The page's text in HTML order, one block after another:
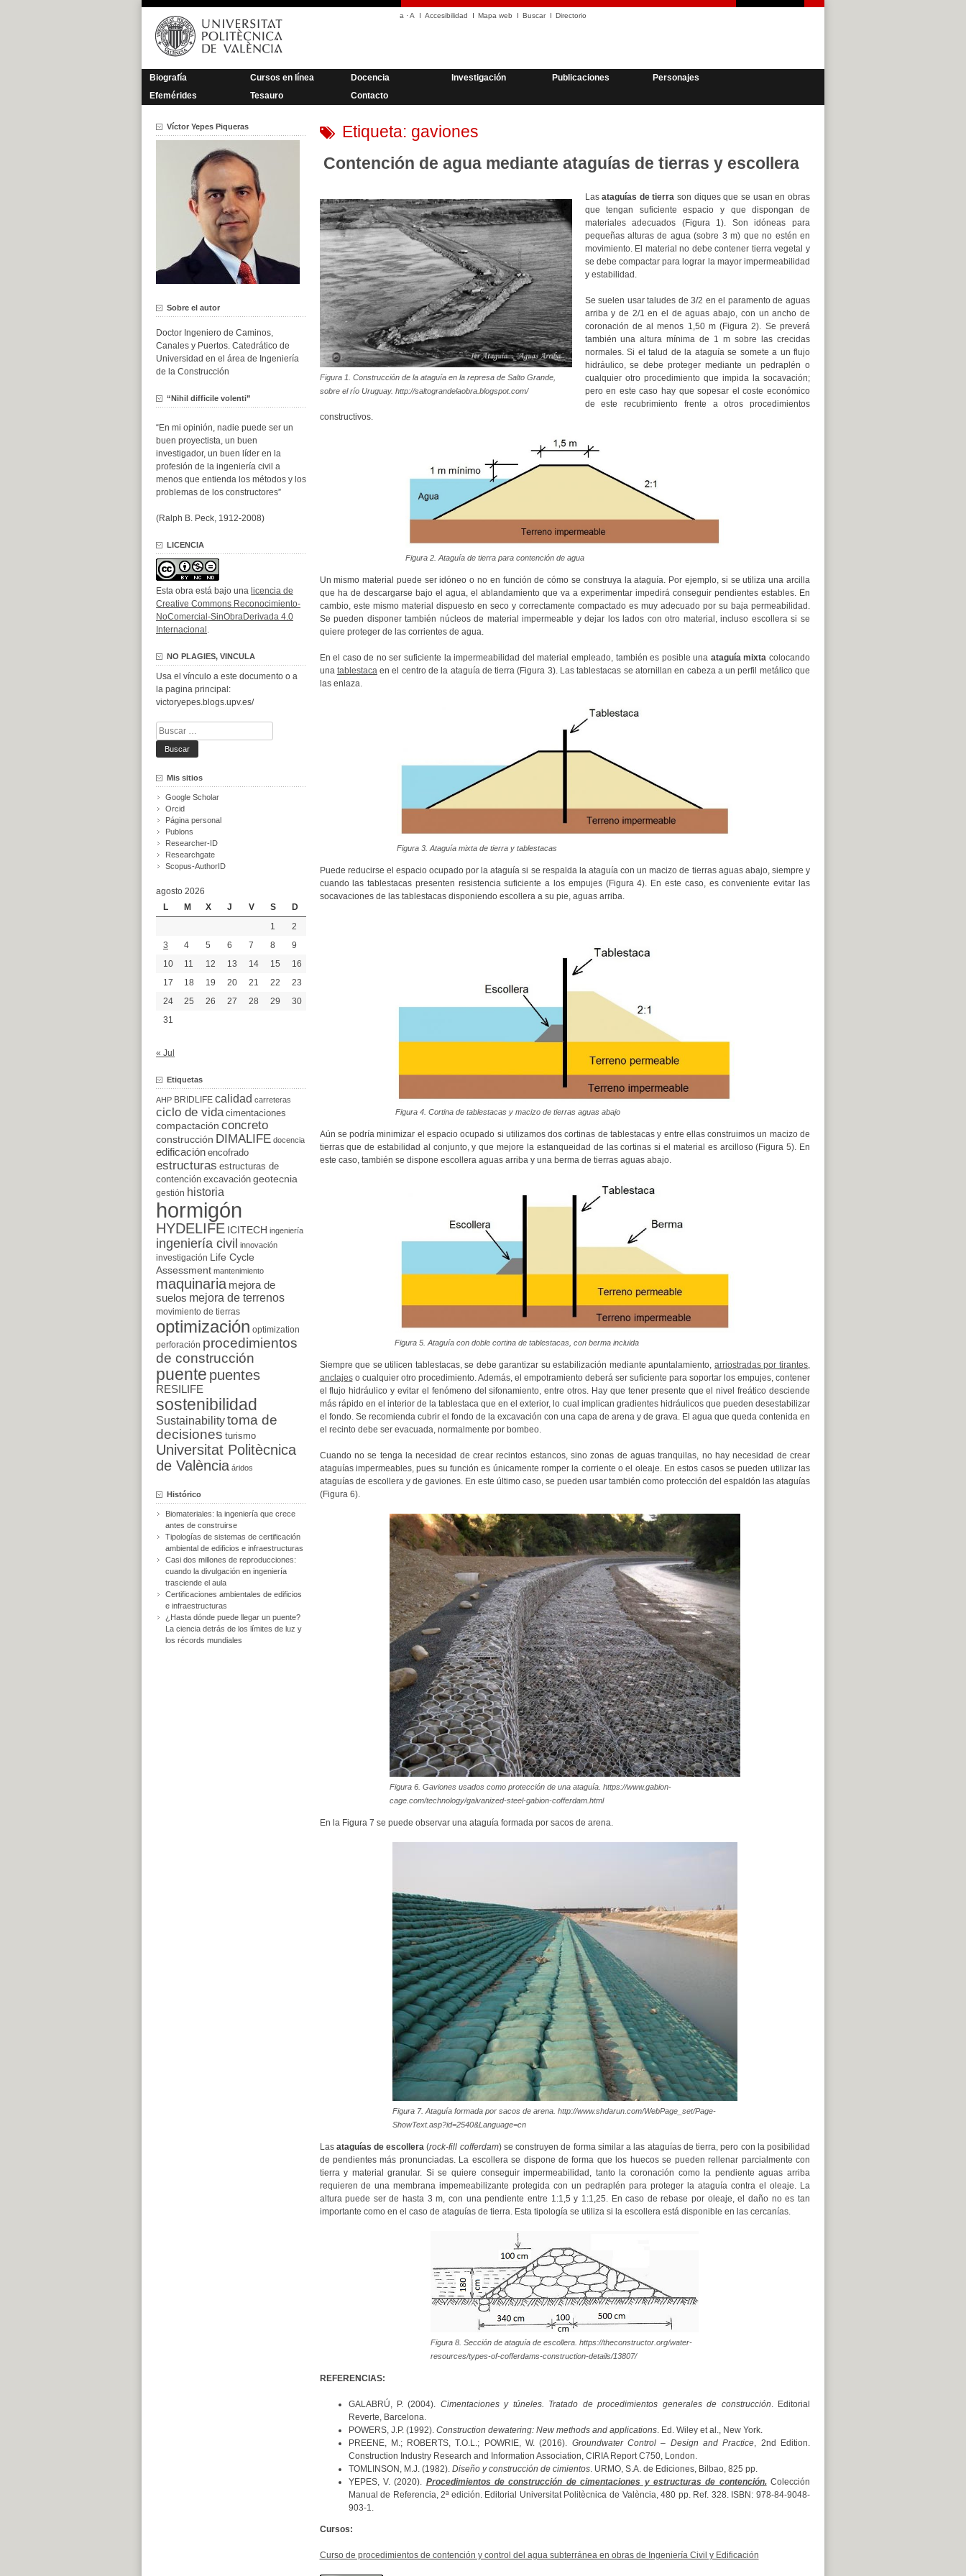
Saltar
contenido
a ·A Accesibilidad Mapa web Buscar Directorio
Biografía Cursos en línea Docencia Investigación Publicaciones
Personajes
Efemérides
Tesauro Contacto
Etiqueta: gaviones
Contención de agua mediante ataguías de tierras y escollera
Figura 1. Construcción de la ataguía en la represa de Salto Grande,
sobre el río Uruguay. http://saltograndelaobra.blogspot.com/
Lasataguías de tierra son diques que se usan en obras
que tengan suficiente espacio y que dispongan de
materiales adecuados (Figura 1). Son idóneas para
pequeñas alturas de agua (sobre 3 m) que no estén en
movimiento. El material no debe contener tierra vegetal y
se debe compactar para lograr la mayor impermeabilidad
y estabilidad.
Se suelen usar taludes de 3/2 en el paramento de aguas
arriba y de 2/1 en el de aguas abajo, con un ancho de
coronación de al menos 1,50 m (Figura 2). Se preverá
también una altura mínima de 1 m sobre las crecidas
normales. Si el talud de la ataguía se somete a un flujo
hidráulico, se debe proteger mediante un pedraplén o
cualquier otro procedimiento que impida la socavación;
pero en este caso hay que sopesar el coste económico
de este recubrimiento frente a otros procedimientos
constructivos.
Figura 2. Ataguía de tierra para contención de agua
Un mismo material puede ser idóneo o no en función de cómo se construya la ataguía. Por ejemplo, si se utiliza una arcilla
que ha de descargarse bajo el agua, el ablandamiento que va a experimentar impedirá conseguir pendientes estables. En
cambio, este mismo material dispuesto en seco y correctamente compactado es muy adecuado por su baja permeabilidad.
Se pueden disponer también núcleos de material impermeable y dejar los lados con otro material, incluso escollera si se
quiere proteger de las corrientes de agua.
En el caso de no ser suficiente la impermeabilidad del material empleado, también es posible una ataguía mixta colocando
una tablestacaen el centro de la ataguía de tierra (Figura 3). Las tablestacas se atornillan en cabeza a un perfil metálico que
las enlaza.
Figura 3. Ataguía mixta de tierra y tablestacas
Puede reducirse el espacio ocupado por la ataguía si se respalda la ataguía con un macizo de tierras aguas abajo, siempre y
cuando las tablestacas presenten resistencia suficiente a los empujes (Figura 4). En este caso, es conveniente evitar las
socavaciones de las tablestacas disponiendo escollera a su pie, aguas arriba.
Figura 4. Cortina de tablestacas y macizo de tierras aguas abajo
Aún se podría minimizar el espacio ocupado si utilizamos dos cortinas de tablestacas y entre ellas construimos un macizo de
tierras que de estabilidad al conjunto, y que mejore la estanqueidad de las cortinas si el material es arcilloso (Figura 5). En
este caso, también se dispone escollera aguas arriba y una berma de tierras aguas abajo.
Figura 5. Ataguía con doble cortina de tablestacas, con berma incluida
Siempre que se utilicen tablestacas, se debe garantizar su estabilización mediante apuntalamiento, arriostradas por tirantes,
anclajeso cualquier otro procedimiento. Además, el empotramiento deberá ser suficiente para soportar los empujes, contener
el flujo hidráulico y evitar el fenómeno del sifonamiento, entre otros. Hay que tener presente que el nivel freático desciende
más rápido en el interior de la tablestaca que en el exterior, lo cual implican gradientes hidráulicos que pueden desestabilizar
el fondo. Se recomienda cubrir el fondo de la excavación con una capa de arena y de grava. El agua que queda contenida en
el recinto debe ser evacuada, normalmente por bombeo.
Cuando no se tenga la necesidad de crear recintos estancos, sino zonas de aguas tranquilas, no hay necesidad de crear
ataguías impermeables, pues su función es únicamente romper la corriente o el oleaje. En estos casos se pueden utilizar las
ataguías de escollera y de gaviones. En este último caso, se pueden usar también como protección del espaldón las ataguías
(Figura 6).
Figura 6. Gaviones usados como protección de una ataguía. https://www.gabion-
cage.com/technology/galvanized-steel-gabion-cofferdam.html
En la Figura 7 se puede observar una ataguía formada por sacos de arena.
Figura 7. Ataguía formada por sacos de arena. http://www.shdarun.com/WebPage_set/Page-
ShowText.asp?id=2540&Language=cn
Las ataguías de escollera (rock-fill cofferdam) se construyen de forma similar a las ataguías de tierra, pero con la posibilidad
de pendientes más pronunciadas. La escollera se dispone de forma que los huecos se pueden rellenar parcialmente con
tierra y material granular. Si se quiere conseguir impermeabilidad, tanto la coronación como la pendiente aguas arriba
requieren de una membrana impemeabilizante protegida con un pedraplén para proteger la ataguía contra el oleaje. La
altura puede ser de hasta 3 m, con una pendiente entre 1:1,5 y 1:1,25. En caso de rebase por oleaje, el daño no es tan
importante como en el caso de ataguías de tierra. Esta tipología se utiliza si la escollera está disponible en las cercanías.
Figura 8. Sección de ataguía de escollera. https://theconstructor.org/water-
resources/types-of-cofferdams-construction-details/13807/
REFERENCIAS:
GALABRÚ, P. (2004). Cimentaciones y túneles. Tratado de procedimientos generales de construcción. Editorial
Reverte, Barcelona.
POWERS, J.P. (1992). Construction dewatering: New methods and applications. Ed. Wiley et al., New York.
PREENE, M.; ROBERTS, T.O.L.; POWRIE, W. (2016). Groundwater Control – Design and Practice, 2nd Edition.
Construction Industry Research and Information Association, CIRIA Report C750, London.
TOMLINSON, M.J. (1982). Diseño y construcción de cimientos. URMO, S.A. de Ediciones, Bilbao, 825 pp.
YEPES, V. (2020). Procedimientos de construcción de cimentaciones y estructuras de contención.Colección
Manual de Referencia, 2ª edición. Editorial Universitat Politècnica de València, 480 pp. Ref. 328. ISBN: 978-84-9048-
903-1.
Cursos:
Curso de procedimientos de contención y control del agua subterránea en obras de Ingeniería Civil y Edificación
Víctor Yepes Piqueras
Sobre el autor
Doctor Ingeniero de Caminos,
Canales y Puertos. Catedrático de
Universidad en el área de Ingeniería
de la Construcción
“Nihil difficile volenti”
“En mi opinión, nadie puede ser un
buen proyectista, un buen
investigador, un buen líder en la
profesión de la ingeniería civil a
menos que entienda los métodos y los
problemas de los constructores”
(Ralph B. Peck, 1912-2008)
LICENCIA
Esta obra está bajo una licencia de
Creative Commons Reconocimiento-
NoComercial-SinObraDerivada 4.0
Internacional .
NO PLAGIES, VINCULA
Usa el vínculo a este documento o a
la pagina principal:
victoryepes.blogs.upv.es/
Buscar:
Mis sitios
Google Scholar
Orcid
Página personal
Publons
Researcher-ID
Researchgate
Scopus-AuthorID
agosto 2026
L
M X J V S
D
1
2
3
4 5 6 7 8
9
10
11 12 13 14 15
16
17
18 19 20 21 22
23
24
25 26 27 28 29
30
31
« Jul
Etiquetas
AHP BRIDLIFE calidad carreteras
ciclo de vida cimentaciones
compactación concreto
construcción DIMALIFE docencia
edificación encofrado
estructuras estructuras de
contención excavación geotecnia
gestión historia
hormigón
HYDELIFE ICITECH ingeniería
ingeniería civil innovación
investigación
Life Cycle
Assessment mantenimiento
maquinaria mejora de
suelos mejora de terrenos
movimiento de tierras
optimización optimization
perforación procedimientos
de construcción
puente puentes
RESILIFE
sostenibilidad
Sustainabilitytoma de
decisiones turismo
Universitat Politècnica
de València áridos
Histórico
Biomateriales: la ingeniería que crece
antes de construirse
Tipologías de sistemas de certificación
ambiental de edificios e infraestructuras
Casi dos millones de reproducciones:
cuando la divulgación en ingeniería
trasciende el aula
Certificaciones ambientales de edificios
e infraestructuras
¿Hasta dónde puede llegar un puente?
La ciencia detrás de los límites de luz y
los récords mundiales